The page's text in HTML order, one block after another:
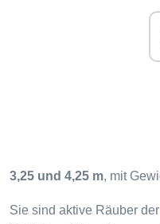
3,25 und 4,25 m, mit
Sie sind aktive Räuber